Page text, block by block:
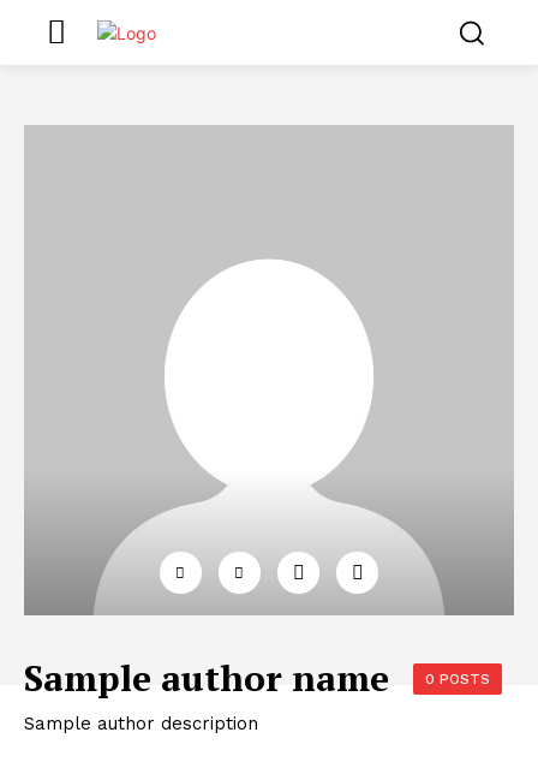
Sample author name 0 POSTS
Sample author description